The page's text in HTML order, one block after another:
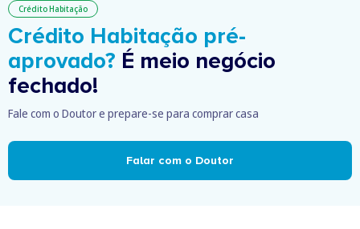
Crédito Habitação
Crédito Habitação pré-
aprovado? É meio negócio
fechado!
Fale com o Doutor e prepare-se para comprar casa
Falar com o Doutor